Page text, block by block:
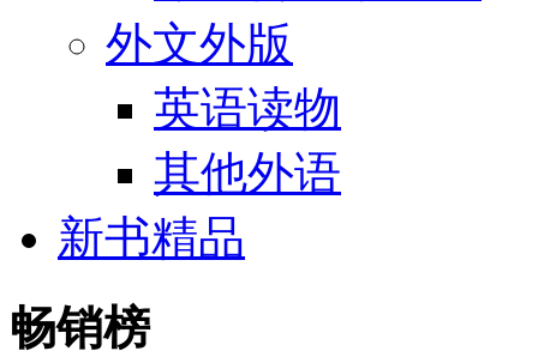
外文外版
英语读物
其他外语
新书精品
畅销榜